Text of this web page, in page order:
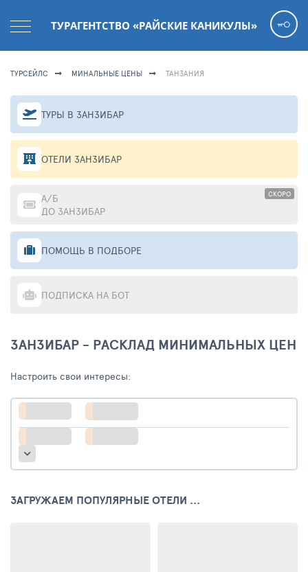
ТУРАГЕНТСТВО «РАЙСКИЕ КАНИКУЛЫ»
ТУРСЕЙЛС МИНАЛЬНЫЕ ЦЕНЫ ТАНЗАНИЯ
ТУРЫ В ЗАНЗИБАР
ОТЕЛИ ЗАНЗИБАР
СКОРО
А/Б
ДО ЗАНЗИБАР
ПОМОЩЬ В ПОДБОРЕ
ПОДПИСКА НА БОТ
ЗАНЗИБАР - РАСКЛАД МИНИМАЛЬНЫХ ЦЕН
Настроить свои интересы:
ЗАГРУЖАЕМ ПОПУЛЯРНЫЕ ОТЕЛИ ...